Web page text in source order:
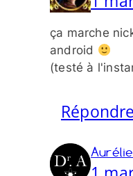
ça marche
android
(testé à
Répondre